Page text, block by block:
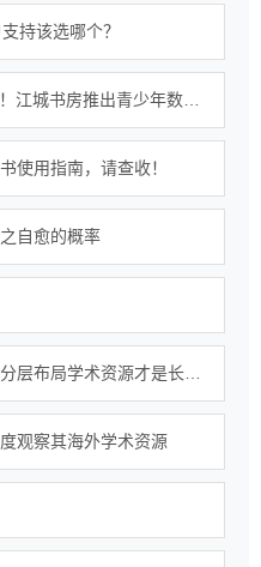
持该选哪个？
使用指南，请查收！
自愈的概率
观察其海外学术资源